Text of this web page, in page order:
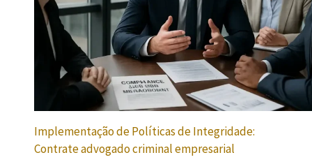
Implementação de Políticas de Integridade:
Contrate advogado criminal empresarial